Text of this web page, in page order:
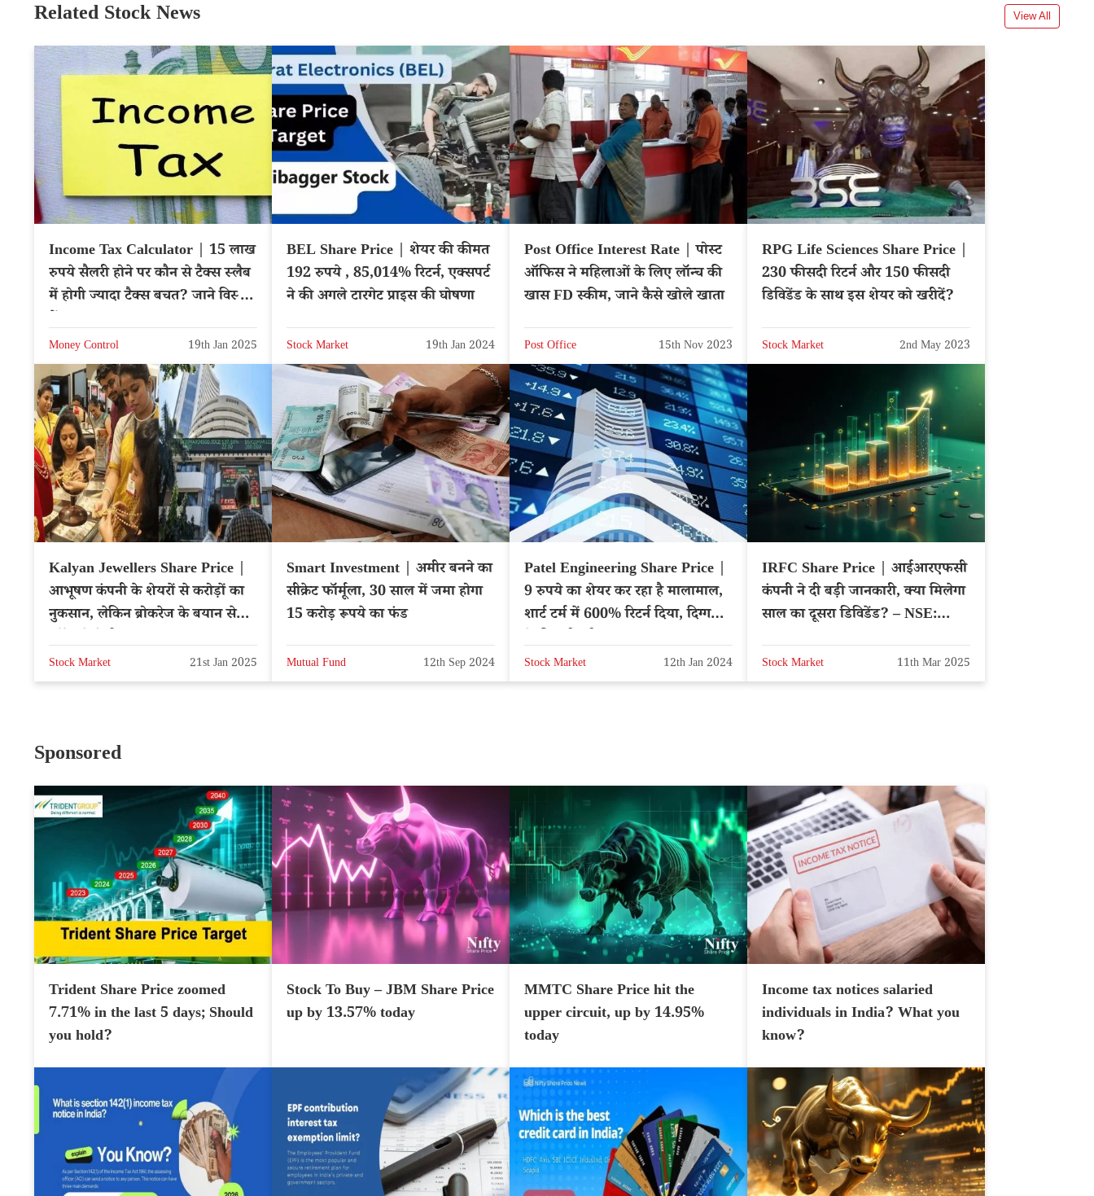
Related Stock News View All
Income Tax Calculator | 15 लाख
रुपये सैलरी होने पर कौन से टैक्स स्लैब
में होगी ज्यादा टैक्स बचत? जाने विस्तार
Money Control 19th Jan 2025
BEL Share Price | शेयर की कीमत
192 रुपये , 85,014% रिटर्न, एक्सपर्ट
ने की अगले टारगेट प्राइस की घोषणा
Stock Market 19th Jan 2024
Post Office Interest Rate | पोस्ट
ऑफिस ने महिलाओं के लिए लॉन्च की
खास FD स्कीम, जाने कैसे खोले खाता
Post Office 15th Nov 2023
RPG Life Sciences Share Price |
230 फीसदी रिटर्न और 150 फीसदी
डिविडेंड के साथ इस शेयर को खरीदें?
Stock Market 2nd May 2023
Kalyan Jewellers Share Price |
आभूषण कंपनी के शेयरों से करोड़ों का
नुकसान, लेकिन ब्रोकरेज के बयान से
Stock Market 21st Jan 2025
Smart Investment | अमीर बनने का
सीक्रेट फॉर्मूला, 30 साल में जमा होगा
15 करोड़ रूपये का फंड
Mutual Fund 12th Sep 2024
Patel Engineering Share Price |
9 रुपये का शेयर कर रहा है मालामाल,
शार्ट टर्म में 600% रिटर्न दिया, दिग्गजों
Stock Market 12th Jan 2024
IRFC Share Price | आईआरएफसी
कंपनी ने दी बड़ी जानकारी, क्या मिलेगा
साल का दूसरा डिविडेंड? – NSE:
Stock Market 11th Mar 2025
Sponsored
Trident Share Price zoomed
7.71% in the last 5 days; Should
you hold?
Stock To Buy – JBM Share Price
up by 13.57% today
MMTC Share Price hit the
upper circuit, up by 14.95%
today
Income tax notices salaried
individuals in India? What you
know?